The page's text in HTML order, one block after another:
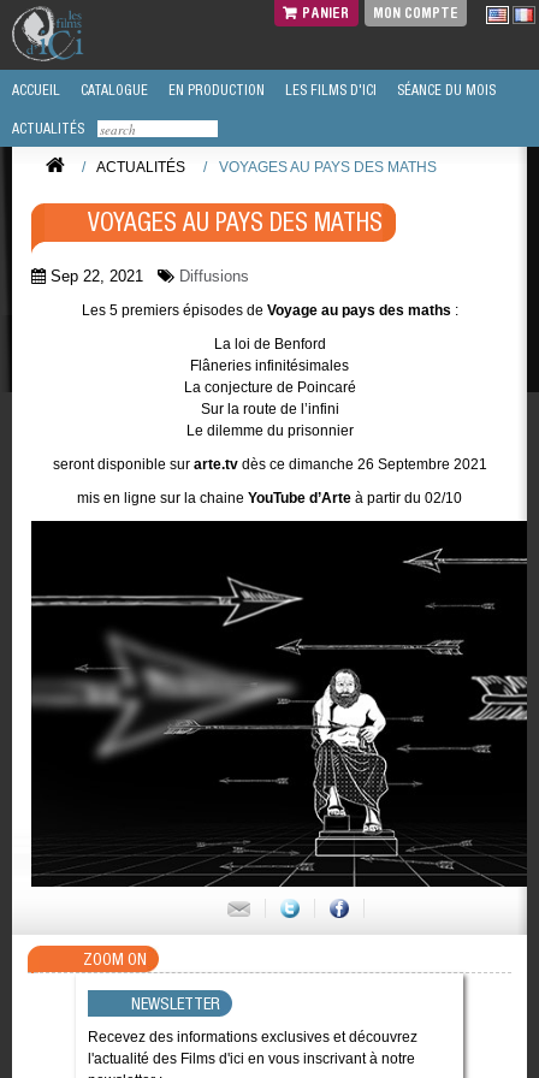
PANIER MON COMPTE
ACCUEIL CATALOGUE EN PRODUCTION LES FILMS D'ICI SÉANCE DU MOIS
ACTUALITÉS
/ ACTUALITÉS / VOYAGES AU PAYS DES MATHS
VOYAGES AU PAYS DES MATHS
Sep 22, 2021 Diffusions
Les 5 premiers épisodes de Voyage au pays des maths :
La loi de Benford
Flâneries infinitésimales
La conjecture de Poincaré
Sur la route de l’infini
Le dilemme du prisonnier
seront disponible surarte.tvdès ce dimanche 26 Septembre 2021
mis en ligne sur la chaine YouTube d’Arte à partir du 02/10
ZOOM ON
NEWSLETTER
Recevez des informations exclusives et découvrez
l'actualité des Films d'ici en vous inscrivant à notre